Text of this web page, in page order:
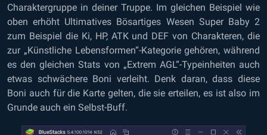
Charaktergruppe in deiner Truppe. Im gleichen Beispiel wie
oben erhöht Ultimatives Bösartiges Wesen Super Baby 2
zum Beispiel die Ki, HP, ATK und DEF von Charakteren, die
zur „Künstliche Lebensformen“-Kategorie gehören, während
es den gleichen Stats von „Extrem AGL“-Typeinheiten auch
etwas schwächere Boni verleiht. Denk daran, dass diese
Boni auch für die Karte gelten, die sie erteilen, es ist also im
Grunde auch ein Selbst-Buff.